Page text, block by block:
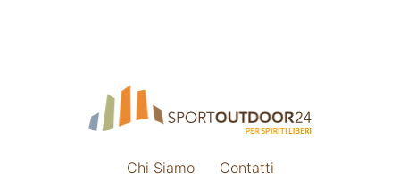
Chi Siamo Contatti